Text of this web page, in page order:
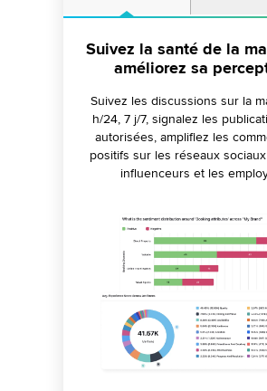
Suivez la santé de la
améliorez sa
Suivez les discussions sur la
h/24, 7 j/7, signalez les
autorisées, amplifiez les
positifs sur les réseaux
influenceurs et les
Garantissez un
faille envers la
Gérez le contenu de marque
30 canaux à partir d'une
avec des workflows
automatisés, la conformité des
l'accès restreint aux
Détectez les crises et
de manière
Soyez informé des pics
négatives ou des mentions de
Clôturez les campagnes en un
informez les équipes de relations
de votre stratégie de